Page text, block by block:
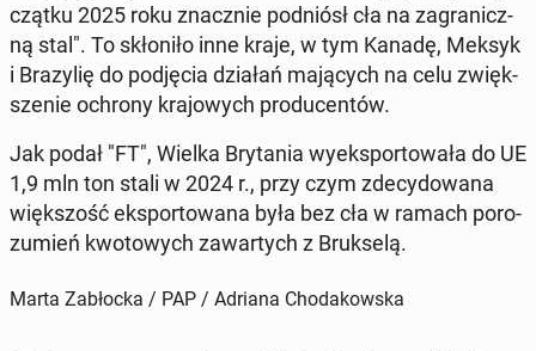
cząt­ku 2025 roku znacz­nie pod­niósł cła na za­gra­nicz­
ną stal". To skło­ni­ło inne kraje, w tym Kanadę, Meksyk
i Bra­zy­lię do pod­ję­cia działań ma­ją­cych na celu zwięk­
sze­nie ochrony kra­jo­wych pro­du­cen­tów.
Jak podał "FT", Wielka Bry­ta­nia wy­eks­por­to­wa­ła do UE
1,9 mln ton stali w 2024 r., przy czym zde­cy­do­wa­na
więk­szość eks­por­to­wa­na była bez cła w ramach po­ro­
zu­mień kwo­to­wych za­war­tych z Bruk­se­lą.
Marta Zabłocka / PAP / Adriana Chodakowska